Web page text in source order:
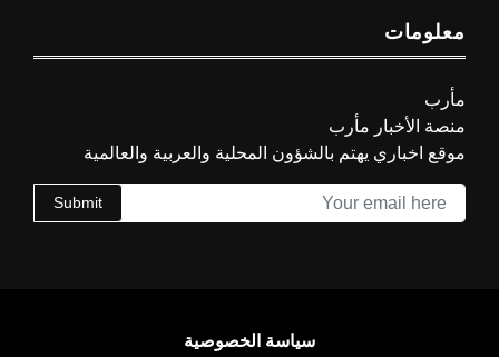
معلومات
مأرب
منصة الأخبار مأرب
موقع اخباري يهتم بالشؤون المحلية والعربية والعالمية
Submit
سياسة الخصوصية